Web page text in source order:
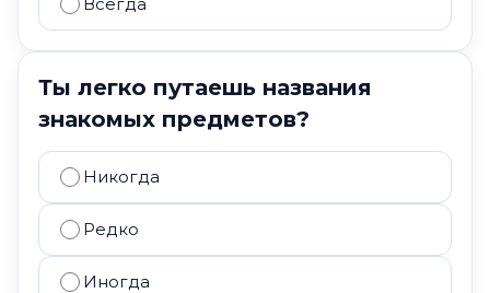
Ты легко путаешь названия
знакомых предметов?
Никогда
Редко
Иногда